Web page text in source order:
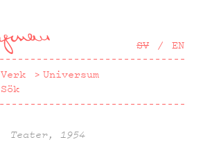
SV EN
Verk
Universum
Sök
Teater, 1954